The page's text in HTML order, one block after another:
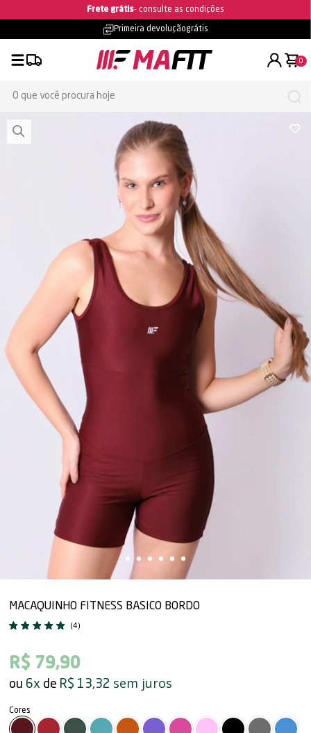
Ganhe 5% OFF na primeira compra
Primeira devoluçãográtis
0
MACAQUINHO FITNESS BASICO BORDO
(4)
R$ 79,90
6x R$ 13,32 sem juros